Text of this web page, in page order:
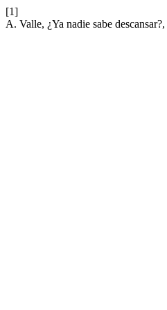
[1]
A. Valle, ¿Ya nadie sabe descansar?,